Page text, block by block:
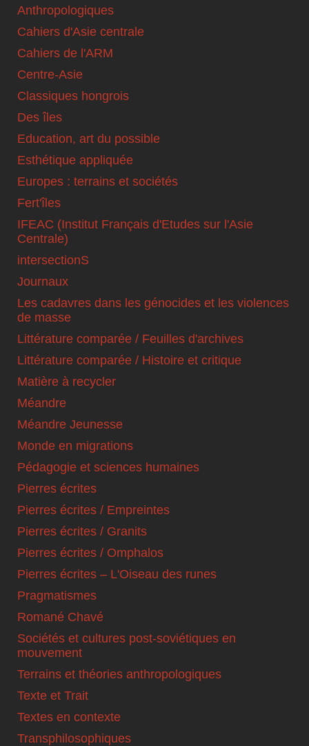
Anthropologiques
Cahiers d'Asie centrale
Cahiers de l'ARM
Centre-Asie
Classiques hongrois
Des îles
Education, art du possible
Esthétique appliquée
Europes : terrains et sociétés
Fert'îles
IFEAC (Institut Français d'Etudes sur l'Asie
Centrale)
intersectionS
Journaux
Les cadavres dans les génocides et les violences
de masse
Littérature comparée / Feuilles d'archives
Littérature comparée / Histoire et critique
Matière à recycler
Méandre
Méandre Jeunesse
Monde en migrations
Pédagogie et sciences humaines
Pierres écrites
Pierres écrites / Empreintes
Pierres écrites / Granits
Pierres écrites / Omphalos
Pierres écrites – L'Oiseau des runes
Pragmatismes
Romané Chavé
Sociétés et cultures post-soviétiques en
mouvement
Terrains et théories anthropologiques
Texte et Trait
Textes en contexte
Transphilosophiques